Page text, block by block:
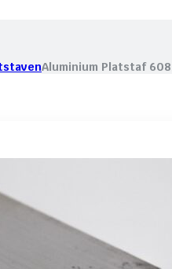
Aluminium Platstaf